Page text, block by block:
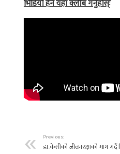
भिडियो हेर्न यहाँ क्लीब गर्नुहोस्ः
Previous:
डा.केसीको जीवनरक्षाको माग